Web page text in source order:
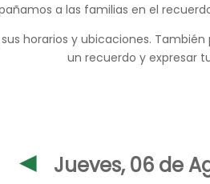
a las familias en el
horarios y ubicaciones.
un recuerdo y expresar
◄ Jueves, 06 de